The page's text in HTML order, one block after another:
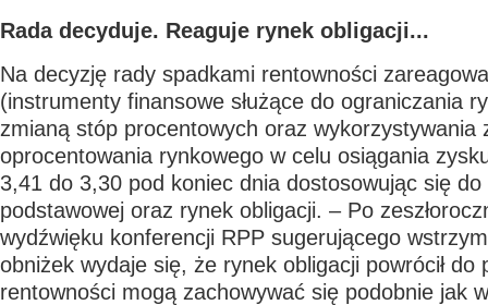
Rada decyduje. Reaguje rynek obligacji...
Na decyzję rady spadkami rentowności
(instrumenty finansowe służące do ograniczania
zmianą stóp procentowych oraz wykorzystywania
oprocentowania rynkowego w celu osiągania
3,41 do 3,30 pod koniec dnia dostosowując się
podstawowej oraz rynek obligacji. – Po
wydźwięku konferencji RPP sugerującego
obniżek wydaje się, że rynek obligacji powrócił do
rentowności mogą zachowywać się podobnie jak